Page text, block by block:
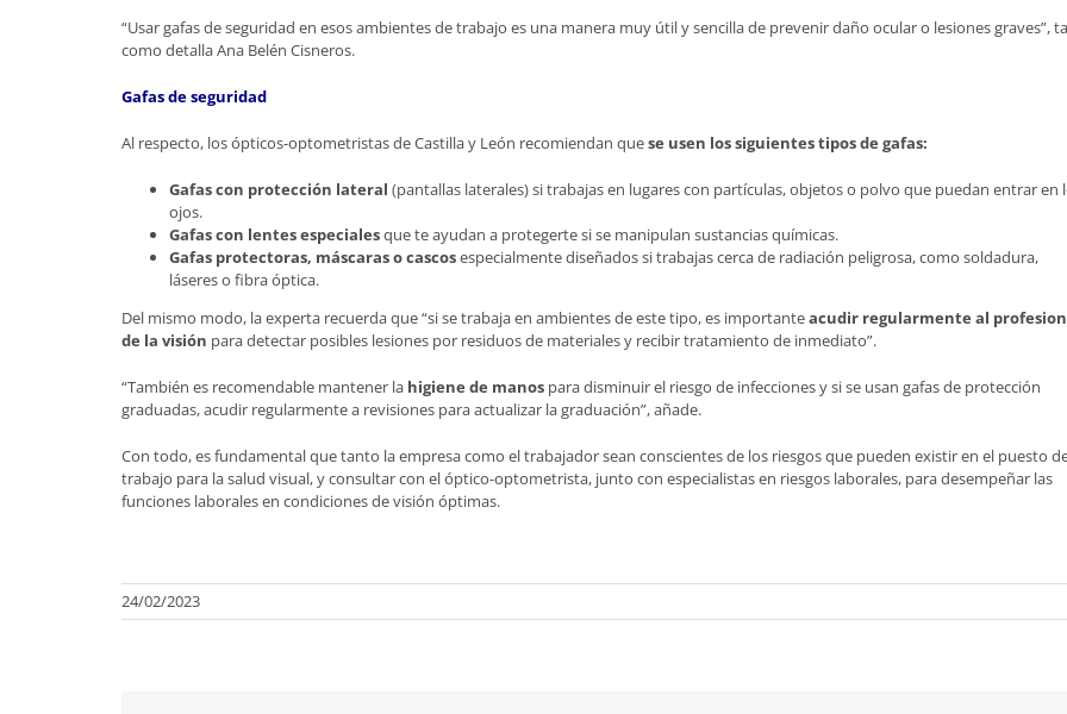
“Usar gafas de seguridad en esos ambientes de trabajo es una manera muy útil y sencilla de prevenir daño ocular o lesiones graves”,
como detalla Ana Belén Cisneros.
Gafas de seguridad
Al respecto, los ópticos-optometristas de Castilla y León recomiendan quese usen los siguientes tipos de gafas:
Gafas con protección lateral (pantallas laterales) si trabajas en lugares con partículas, objetos o polvo que puedan entrar en
ojos.
Gafas con lentes especialesque te ayudan a protegerte si se manipulan sustancias químicas.
Gafas protectoras, máscaras o cascosespecialmente diseñados si trabajas cerca de radiación peligrosa, como soldadura,
láseres o fibra óptica.
Del mismo modo, la experta recuerda que “si se trabaja en ambientes de este tipo, es importanteacudir regularmente al
de la visión para detectar posibles lesiones por residuos de materiales y recibir tratamiento de inmediato”.
“También es recomendable mantener la higiene de manos para disminuir el riesgo de infecciones y si se usan gafas de protección
graduadas, acudir regularmente a revisiones para actualizar la graduación”, añade.
Con todo, es fundamental que tanto la empresa como el trabajador sean conscientes de los riesgos que pueden existir en el puesto
trabajo para la salud visual, y consultar con el óptico-optometrista, junto con especialistas en riesgos laborales, para desempeñar las
funciones laborales en condiciones de visión óptimas.
24/02/2023